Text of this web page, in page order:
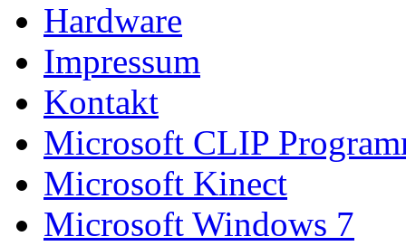
Hardware
Impressum
Kontakt
Microsoft CLIP
Microsoft Kinect
Microsoft Windows 7